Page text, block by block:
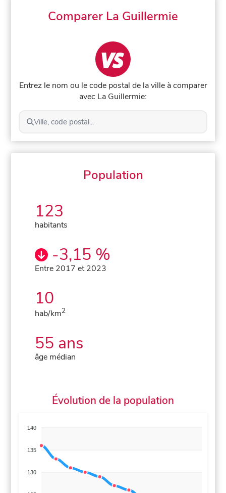
Comparer La Guillermie
Entrez le nom ou le code postal de la ville à comparer
avec La Guillermie:
Ville, code postal...
Population
123
habitants
-3,15 %
Entre 2017 et 2023
10
hab/km2
55 ans
âge médian
Évolution de la population
140
135
130